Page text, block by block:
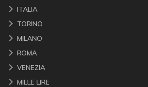
ITALIA
TORINO
MILANO
ROMA
VENEZIA
MILLE LIRE